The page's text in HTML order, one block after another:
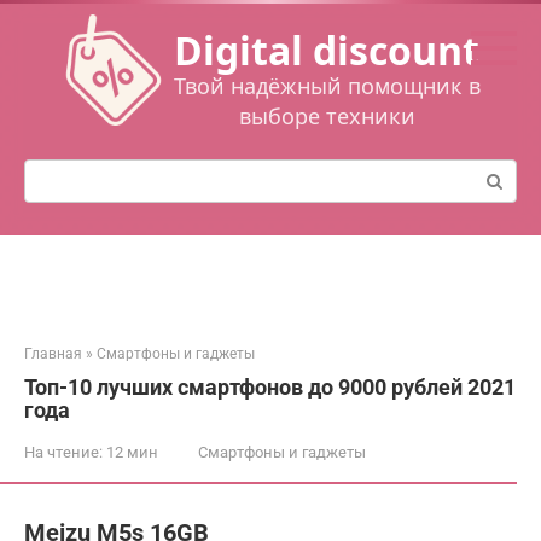
Перейти
контенту
Digital discount
Твой надёжный помощник в
выборе техники
Поиск:
Главная » Смартфоны и гаджеты
Топ-10 лучших смартфонов до 9000 рублей 2021
года
На чтение: 12 мин Смартфоны и гаджеты
Meizu M5s 16GB